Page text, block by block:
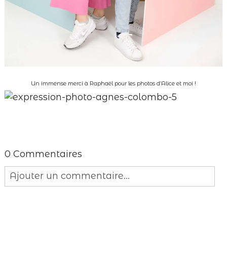
Un immense merci à Raphaël pour les photos d’Alice et moi !
0 Commentaires
Ajouter un commentaire...